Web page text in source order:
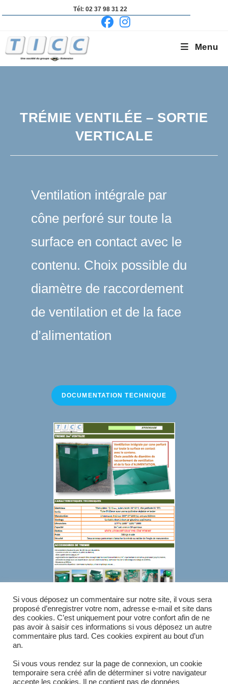
to
Tél: 02 37 98 31 22
Menu
TRÉMIE VENTILÉE – SORTIE
VERTICALE
Ventilation intégrale par
cône perforé sur toute la
surface en contact avec le
contenu. Choix possible du
diamètre de raccordement
de ventilation et de la face
d’alimentation
DOCUMENTATION TECHNIQUE
ÉTIQUETTES : CEREALIERS ELEVEURS
READ
MORE
Article précédent
Trémie ventilée – Sortie Façade
Si vous déposez un commentaire sur notre site, il vous sera
proposé d’enregistrer votre nom, adresse e-mail et site dans
des cookies. C’est uniquement pour votre confort afin de ne
pas avoir à saisir ces informations si vous déposez un autre
commentaire plus tard. Ces cookies expirent au bout d’un
an.
Si vous vous rendez sur la page de connexion, un cookie
temporaire sera créé afin de déterminer si votre navigateur
accepte les cookies. Il ne contient pas de données